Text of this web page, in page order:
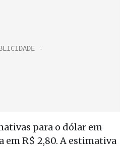
para o dólar em
em R$ 2,80. A estimativa